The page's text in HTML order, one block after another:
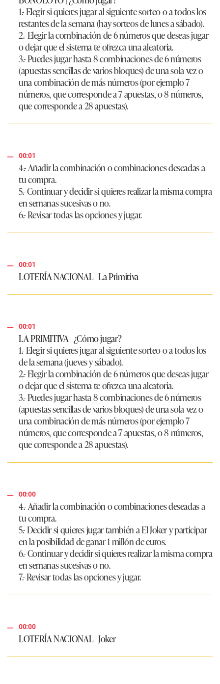
1.- Elegir si quieres jugar al siguiente sorteo o a todos los
restantes de la semana (hay sorteos de lunes a sábado).
2.- Elegir la combinación de 6 números que deseas jugar
o dejar que el sistema te ofrezca una aleatoria.
3.- Puedes jugar hasta 8 combinaciones de 6 números
(apuestas sencillas de varios bloques) de una sola vez o
una combinación de más números (por ejemplo 7
números, que corresponde a 7 apuestas, o 8 números,
que corresponde a 28 apuestas).
00:01
4.- Añadir la combinación o combinaciones deseadas a
tu compra.
5.- Continuar y decidir si quieres realizar la misma compra
en semanas sucesivas o no.
6.- Revisar todas las opciones y jugar.
00:01
LOTERÍA NACIONAL | La Primitiva
00:01
LA PRIMITIVA | ¿Cómo jugar?
1.- Elegir si quieres jugar al siguiente sorteo o a todos los
de la semana (jueves y sábado).
2.- Elegir la combinación de 6 números que deseas jugar
o dejar que el sistema te ofrezca una aleatoria.
3.- Puedes jugar hasta 8 combinaciones de 6 números
(apuestas sencillas de varios bloques) de una sola vez o
una combinación de más números (por ejemplo 7
números, que corresponde a 7 apuestas, o 8 números,
que corresponde a 28 apuestas).
00:00
4.- Añadir la combinación o combinaciones deseadas a
tu compra.
5.- Decidir si quieres jugar también a El Joker y participar
en la posibilidad de ganar 1 millón de euros.
6.- Continuar y decidir si quieres realizar la misma compra
en semanas sucesivas o no.
7.- Revisar todas las opciones y jugar.
00:00
LOTERÍA NACIONAL | Joker